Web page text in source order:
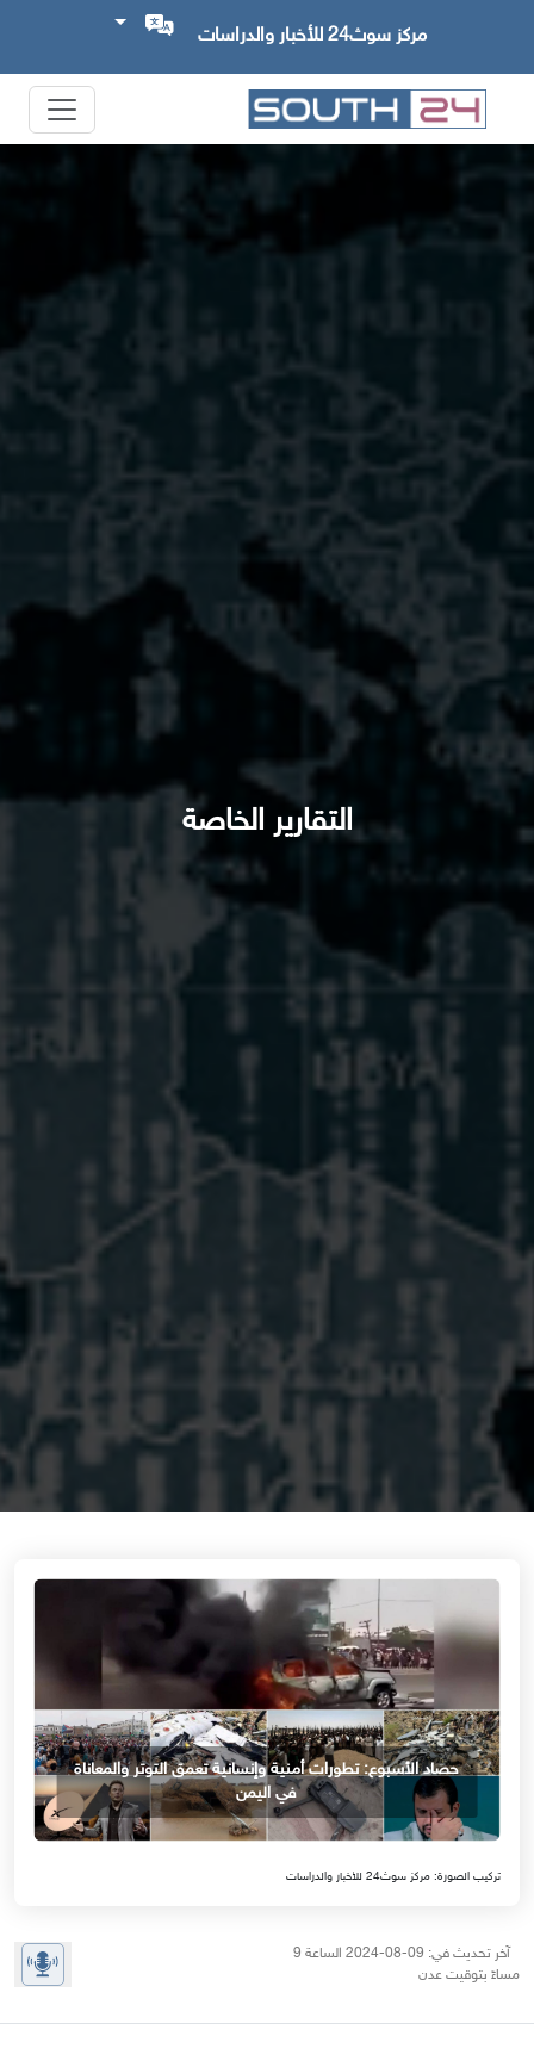
مركز سوث24 للأخبار والدراسات
التقارير الخاصة
حصاد الأسبوع: تطورات أمنية وإنسانية تعمق التوتر والمعاناة
في اليمن
تركيب الصورة: مركز سوث24 للأخبار والدراسات
آخر تحديث في: 09-08-2024 الساعة 9
مساءً بتوقيت عدن